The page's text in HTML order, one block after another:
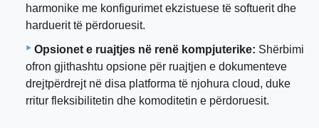
harmonike me konfigurimet ekzistuese të softuerit dhe
harduerit të përdoruesit.
Opsionet e ruajtjes në renë kompjuterike: Shërbimi
ofron gjithashtu opsione për ruajtjen e dokumenteve
drejtpërdrejt në disa platforma të njohura cloud, duke
rritur fleksibilitetin dhe komoditetin e përdoruesit.